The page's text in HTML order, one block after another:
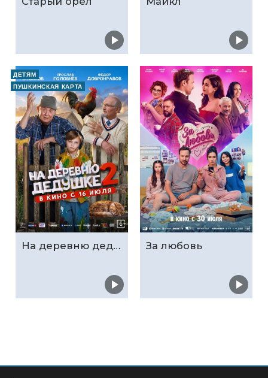
ДЕТЯМ
ПУШКИНСКАЯ КАРТА
На деревню дедушке 2 За любовь